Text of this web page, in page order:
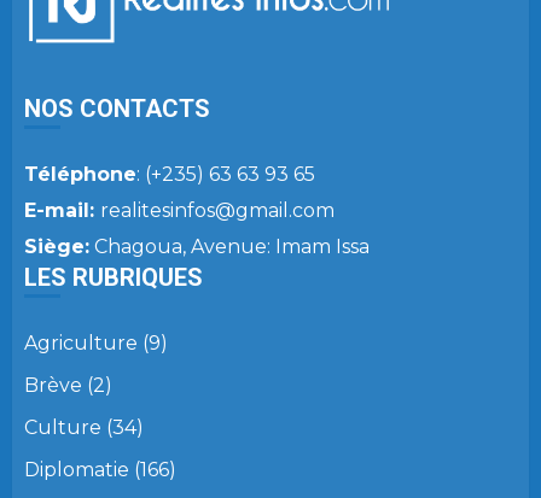
NOS CONTACTS
Téléphone: (+235) 63 63 93 65
E-mail: realitesinfos@gmail.com
Siège: Chagoua, Avenue: Imam Issa
LES RUBRIQUES
Agriculture (9)
Brève (2)
Culture (34)
Diplomatie (166)